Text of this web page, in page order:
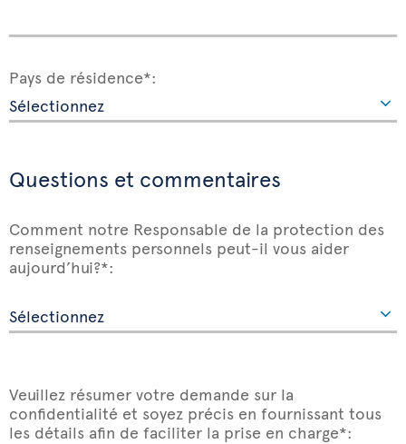
Pays de résidence*:
Questions et commentaires
Comment notre Responsable de la protection des
renseignements personnels peut-il vous aider
aujourd’hui?*:
Veuillez résumer votre demande sur la
confidentialité et soyez précis en fournissant tous
les détails afin de faciliter la prise en charge*: